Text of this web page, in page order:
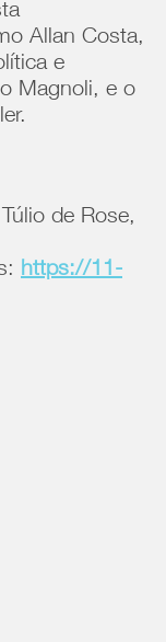
Allan Costa,
e
Magnoli, e o
de Rose,
https://11-